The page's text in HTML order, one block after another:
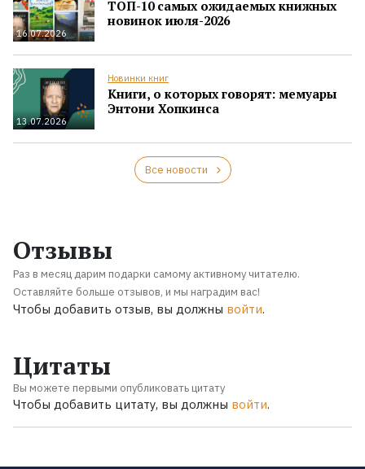
16.07.2026
ТОП-10 самых ожидаемых книжных
новинок июля-2026
13.07.2026
Новинки книг
Книги, о которых говорят: мемуары
Энтони Хопкинса
Все новости
Отзывы
Раз в месяц дарим подарки самому активному читателю.
Оставляйте больше отзывов, и мы наградим вас!
Чтобы добавить отзыв, вы должны войти.
Цитаты
Вы можете первыми опубликовать цитату
Чтобы добавить цитату, вы должны войти.